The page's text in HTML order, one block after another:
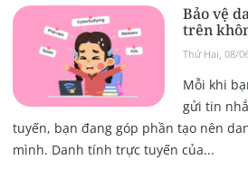
Bảo vệ
trên
Thứ Hai, 08/
Mỗi khi
gửi tin
tuyến, bạn đang góp phần tạo nên
mình. Danh tính trực tuyến của...